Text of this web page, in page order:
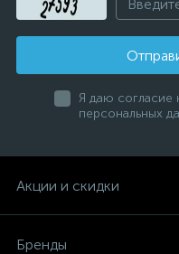
Я даю согласие
персональных
Акции и скидки
Бренды